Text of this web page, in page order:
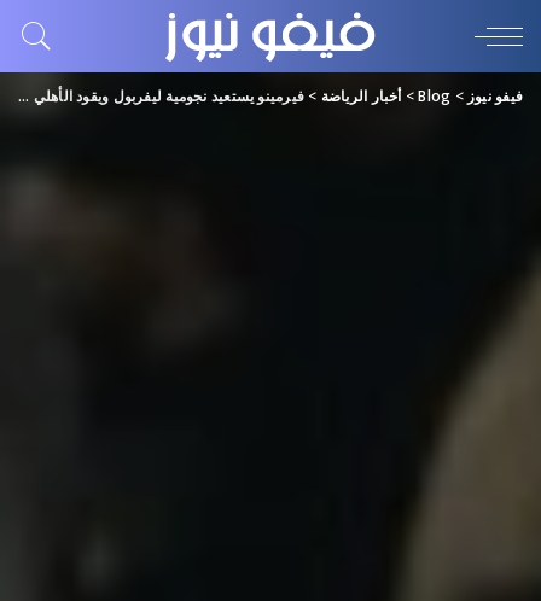
فيفو نيوز >
Blog
> أخبار الرياضة > فيرمينو يستعيد نجومية ليفربول ويقود الأهلي السعودي إلى الفوز